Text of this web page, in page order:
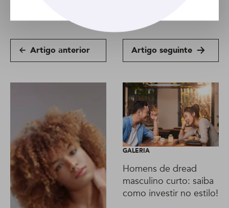
Artigo anterior Artigo seguinte
GALERIA
Homens de dread
masculino curto: saiba
como investir no estilo!